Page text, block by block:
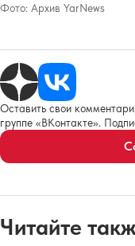
Фото: Архив YarNews
Оставить свои
группе «ВКонтакте».
Читайте